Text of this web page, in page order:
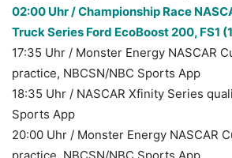
02:00 Uhr / Championship Race
Truck Series Ford EcoBoost 200, FS1
17:35 Uhr / Monster Energy NASCAR
practice, NBCSN/NBC Sports App
18:35 Uhr / NASCAR Xfinity Series
Sports App
20:00 Uhr / Monster Energy NASCAR